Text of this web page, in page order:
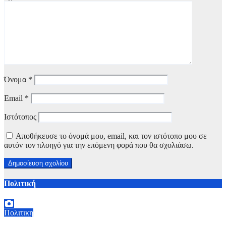
Όνομα *
Email *
Ιστότοπος
Αποθήκευσε το όνομά μου, email, και τον ιστότοπο μου σε
αυτόν τον πλοηγό για την επόμενη φορά που θα σχολιάσω.
Πολιτική
Πολιτικη